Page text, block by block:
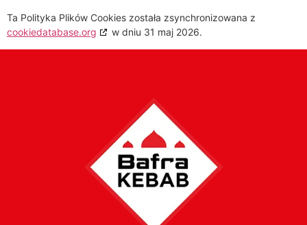
Ta Polityka Plików Cookies została zsynchronizowana z
cookiedatabase.org
w dniu 31 maj 2026.